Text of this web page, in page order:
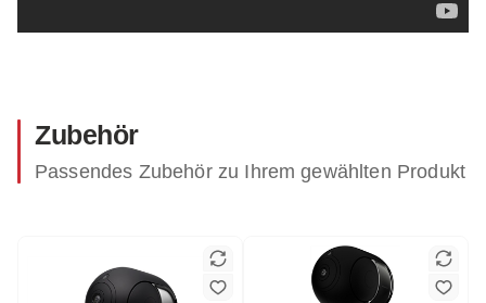
Zubehör
Passendes Zubehör zu Ihrem gewählten Produkt